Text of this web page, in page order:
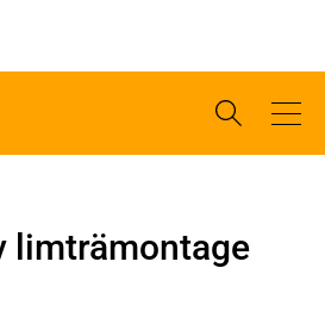
limträmontage